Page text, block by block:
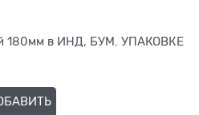
180мм в ИНД, БУМ. УПАКОВКЕ